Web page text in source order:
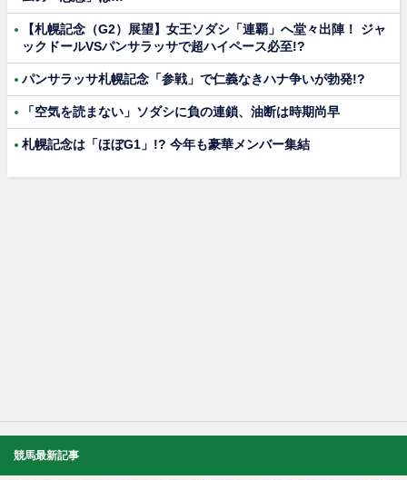
【札幌記念（G2）展望】女王ソダシ「連覇」へ堂々出陣！ ジャ
ックドールVSパンサラッサで超ハイペース必至!?
パンサラッサ札幌記念「参戦」で仁義なきハナ争いが勃発!?
「空気を読まない」ソダシに負の連鎖、油断は時期尚早
札幌記念は「ほぼG1」!? 今年も豪華メンバー集結
競馬最新記事